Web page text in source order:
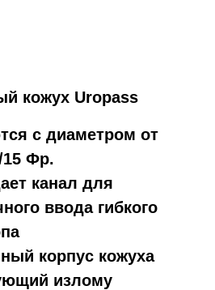
кожух Uropass
с диаметром от
15 Фр.
канал для
ввода гибкого
корпус кожуха
излому